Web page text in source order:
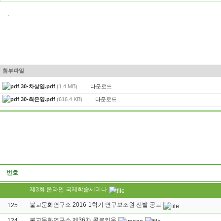
.
첨부파일
30-차상엽.pdf (1.4 MB) 다운로드
30-최은영.pdf (616.4 KB) 다운로드
번호
제3회 온라인 국제학술세미나
125 불교문화연구소 2016-1학기 연구보조원 선발 공고